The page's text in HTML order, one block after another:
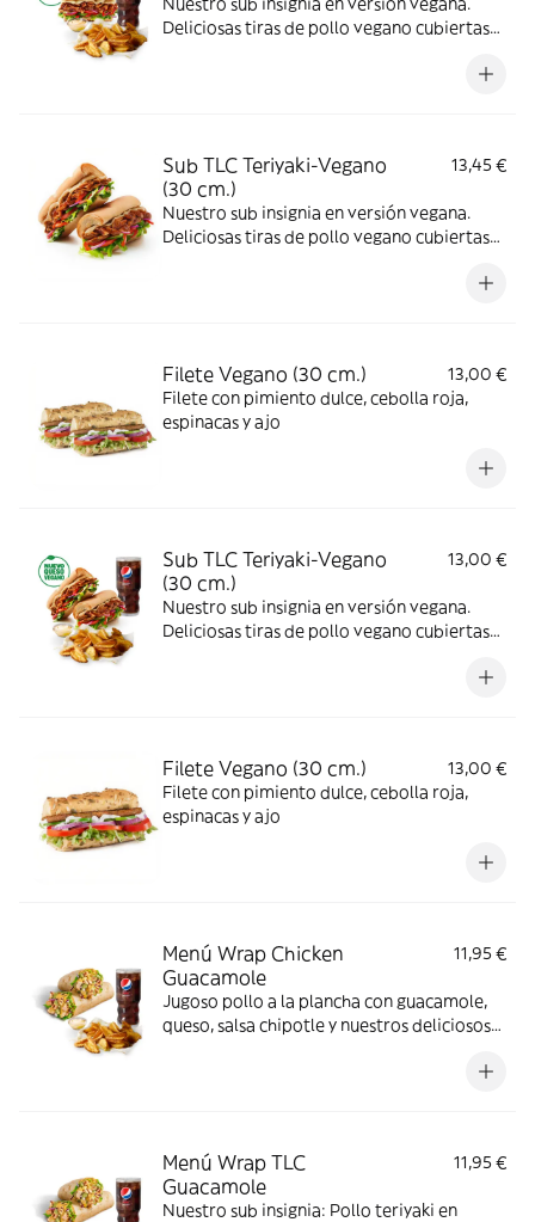
Deliciosas tiras de pollo vegano cubiertas
combinadas con los vegetales que más te
Sub TLC Teriyaki-Vegano
(30 cm.)
13,45 €
Nuestro sub insignia en versión vegana.
Deliciosas tiras de pollo vegano cubiertas
combinadas con los vegetales que más te
Filete Vegano (30 cm.)
13,00 €
Filete con pimiento dulce, cebolla roja,
espinacas y ajo
Sub TLC Teriyaki-Vegano
(30 cm.)
13,00 €
Nuestro sub insignia en versión vegana.
Deliciosas tiras de pollo vegano cubiertas
combinadas con los vegetales que más te
Filete Vegano (30 cm.)
13,00 €
Filete con pimiento dulce, cebolla roja,
espinacas y ajo
Menú Wrap Chicken
Guacamole
11,95 €
Jugoso pollo a la plancha con guacamole,
queso, salsa chipotle y nuestros deliciosos
Menú Wrap TLC
Guacamole
11,95 €
Nuestro sub insignia: Pollo teriyaki en